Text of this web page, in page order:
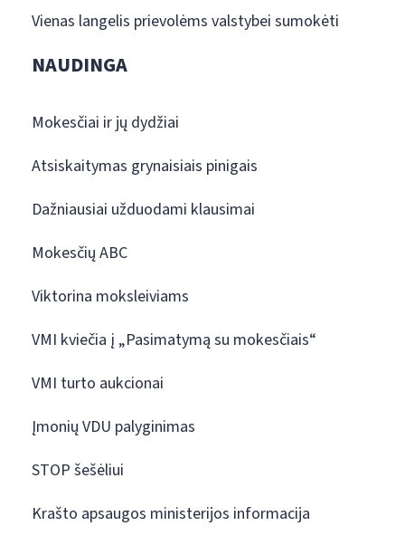
Vienas langelis prievolėms valstybei sumokėti
NAUDINGA
Mokesčiai ir jų dydžiai
Atsiskaitymas grynaisiais pinigais
Dažniausiai užduodami klausimai
Mokesčių ABC
Viktorina moksleiviams
VMI kviečia į „Pasimatymą su mokesčiais“
VMI turto aukcionai
Įmonių VDU palyginimas
STOP šešėliui
Krašto apsaugos ministerijos informacija